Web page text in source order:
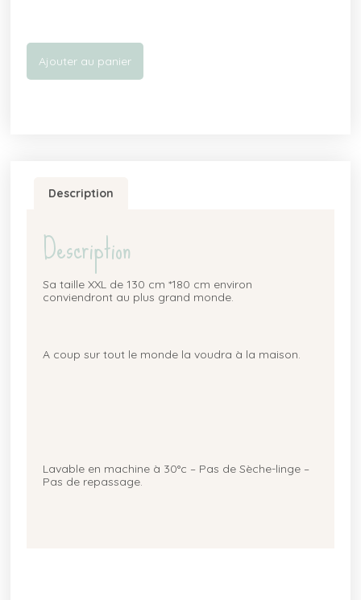
Ajouter au panier
Description
Description
Sa taille XXL de 130 cm *180 cm environ
conviendront au plus grand monde.
A coup sur tout le monde la voudra à la maison.
Lavable en machine à 30°c – Pas de Sèche-linge –
Pas de repassage.